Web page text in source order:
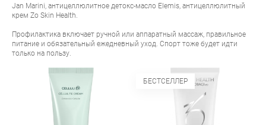
Jan Marini антицеллюлитное детокс-масло Elemis антицеллюлитный
крем Zo Skin Health
Профилактика включает ручной или аппаратный массаж, правильное
питание и обязательный ежедневный уход. Спорт тоже будет идти
только на пользу.
БЕСТСЕЛЛЕР